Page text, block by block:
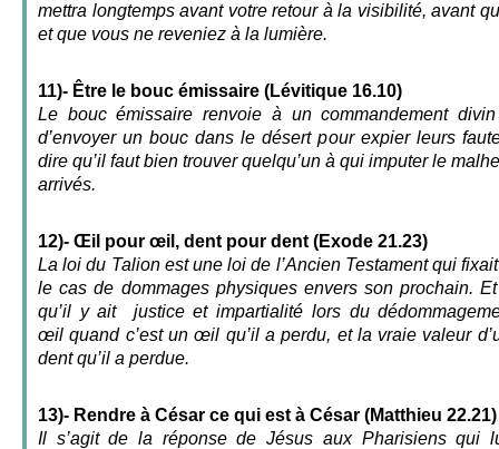
mettra longtemps avant votre retour à la visibilité, avant
et que vous ne reveniez à la lumière.
11)- Être le bouc émissaire (Lévitique 16.10)
Le bouc émissaire renvoie à un commandement
d’envoyer un bouc dans le désert pour expier leurs
dire qu’il faut bien trouver quelqu’un à qui imputer le
arrivés.
12)- Œil pour œil, dent pour dent (Exode 21.23)
La loi du Talion est une loi de l’Ancien Testament qui
le cas de dommages physiques envers son prochain.
qu’il y ait justice et impartialité lors du
œil quand c’est un œil qu’il a perdu, et la vraie valeur
dent qu’il a perdue.
13)- Rendre à César ce qui est à César (Matthieu 22.21)
Il s’agit de la réponse de Jésus aux Pharisiens qui